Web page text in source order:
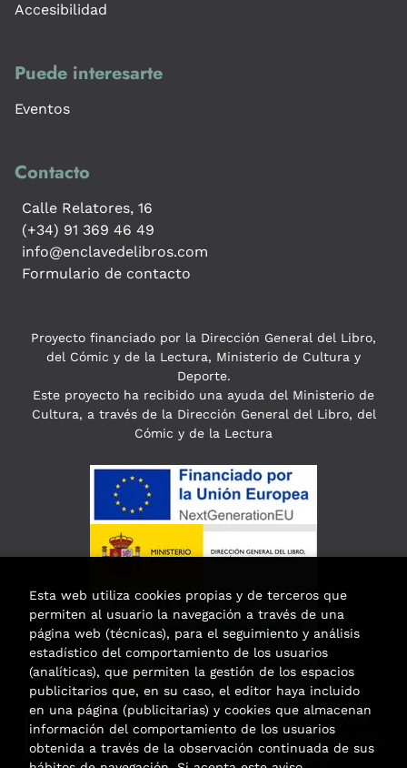
Accesibilidad
Puede interesarte
Eventos
Contacto
Calle Relatores, 16
(+34) 91 369 46 49
info@enclavedelibros.com
Formulario de contacto
Proyecto financiado por la Dirección General del Libro,
del Cómic y de la Lectura, Ministerio de Cultura y
Deporte.
Este proyecto ha recibido una ayuda del Ministerio de
Cultura, a través de la Dirección General del Libro, del
Cómic y de la Lectura
Esta actividad ha recibido una ayuda
para la modernización de las librerías de
la Comunidad de Madrid
Esta web utiliza cookies propias y de terceros que
permiten al usuario la navegación a través de una
página web (técnicas), para el seguimiento y análisis
estadístico del comportamiento de los usuarios
(analíticas), que permiten la gestión de los espacios
publicitarios que, en su caso, el editor haya incluido
en una página (publicitarias) y cookies que almacenan
información del comportamiento de los usuarios
obtenida a través de la observación continuada de sus